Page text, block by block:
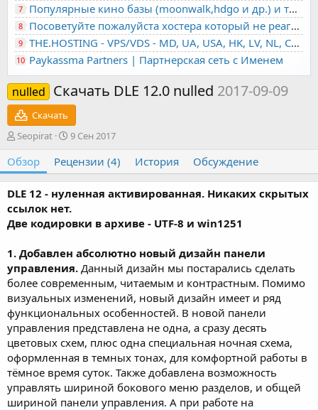
7 Популярные кино базы (moonwalk,hdgo и др.) и торренты в одном плеере для вашего сайта
8 Посоветуйте пожалуйста хостера который не реагирует на ркн
9 THE.HOSTING - VPS/VDS - MD, UA, USA, HK, LV, NL, CA, DE, SK, CZE, GB, IL, TR, PL, BG, RO, IT, FL, HU, PT.
10 Paykassma Partners | Партнерская сеть с Именем
nulled Скачать DLE 12.0 nulled 2017-09-09
Скачать
А
т
о
р
Seopirat
Д
т
а
с
о
з
д
н
я
9 Сен 2017
Обзор Рецензии (4) История Обсуждение
DLE 12 - нуленная активированная. Никаких скрытых
ссылок нет.
Две кодировки в архиве - UTF-8 и win1251
1. Добавлен абсолютно новый дизайн панели
управления. Данный дизайн мы постарались сделать
более современным, читаемым и контрастным. Помимо
визуальных изменений, новый дизайн имеет и ряд
функциональных особенностей. В новой панели
управления представлена не одна, а сразу десять
цветовых схем, плюс одна специальная ночная схема,
оформленная в темных тонах, для комфортной работы в
тёмное время суток. Также добавлена возможность
управлять шириной бокового меню разделов, и общей
шириной панели управления. А при работе на